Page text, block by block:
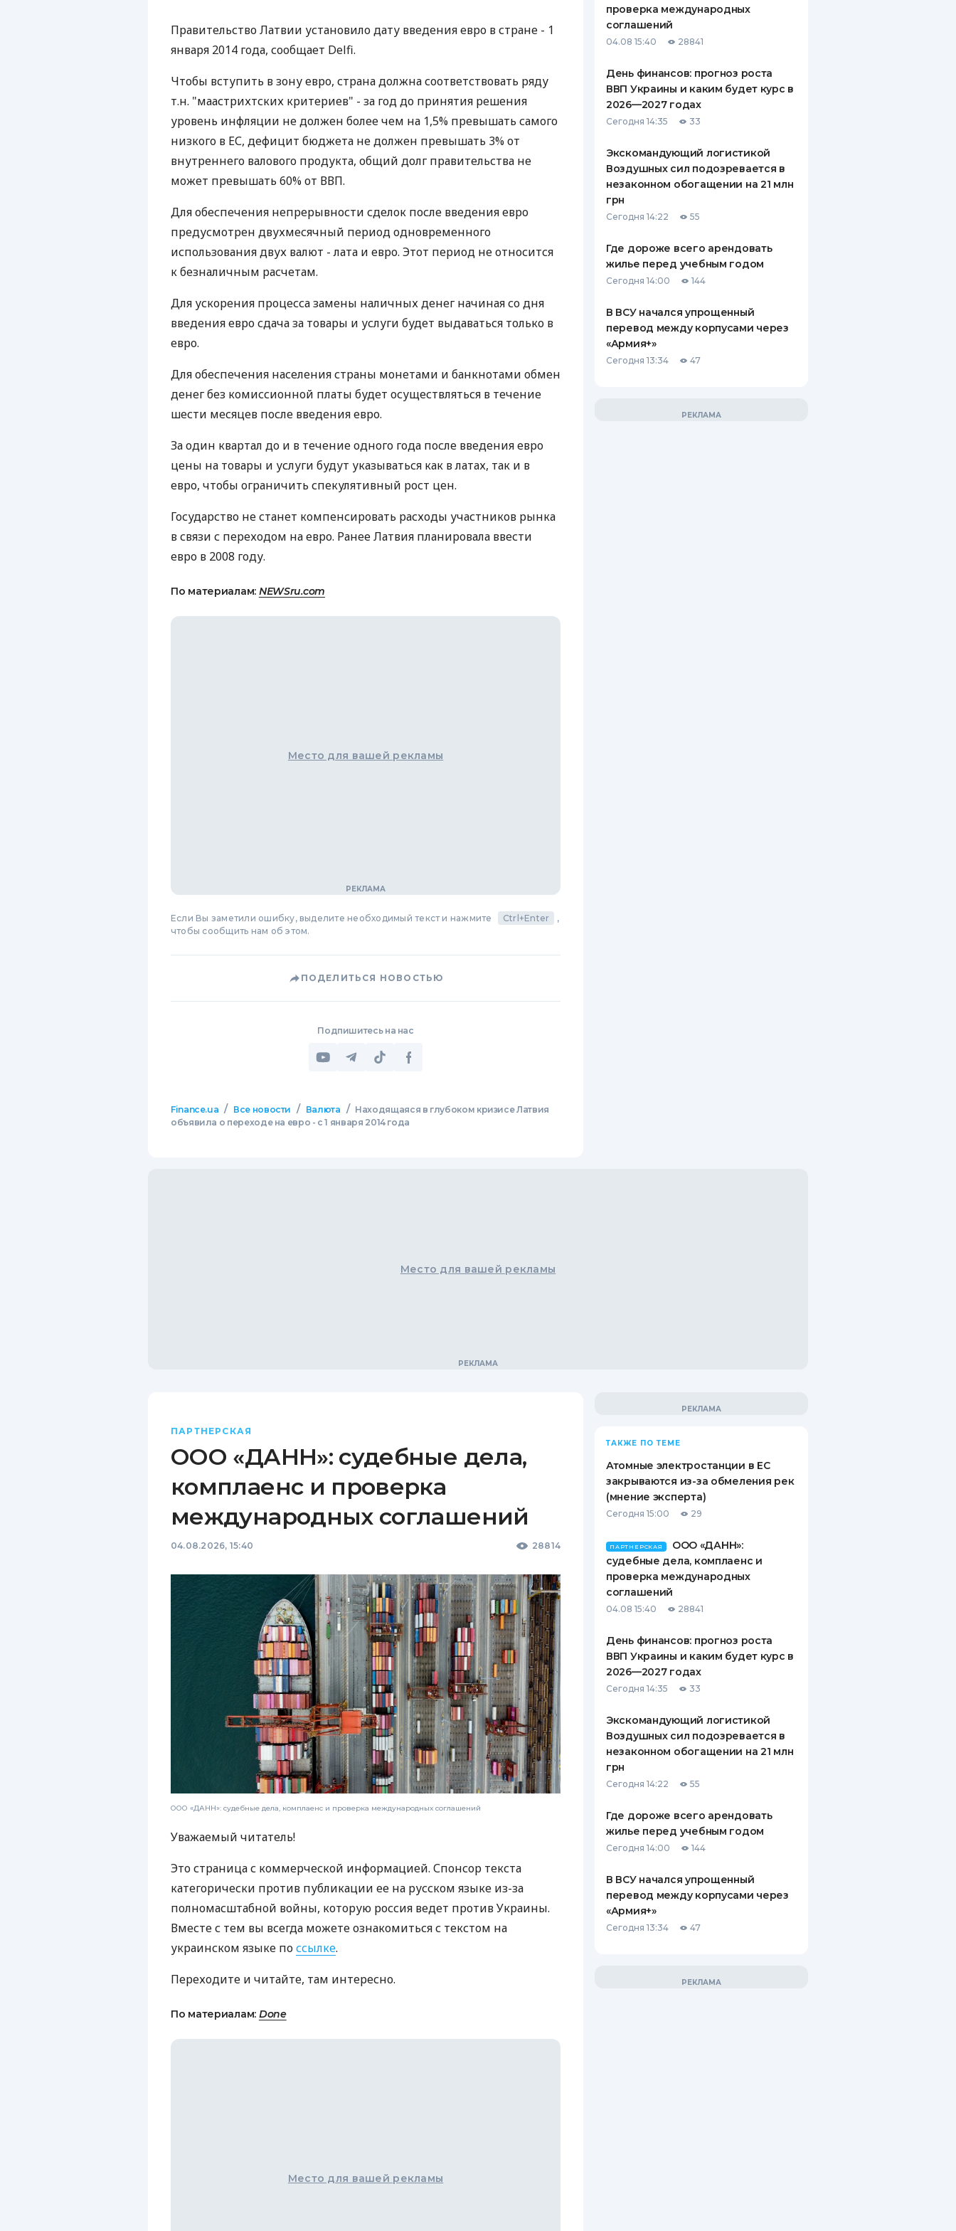
КЕШБЭКА
БАНКОВСКИМ КАРТАМ
ПУТЕВОДИТЕЛИ ПО
СТРАХОВЫЕ КОМПАНИИ
ОТЗЫВЫ О СТРАХОВЫХ
ДОСТАВКА И ОПЛАТА
Правительство Латвии установило дату введения евро в стране - 1
января 2014 года, сообщает Delfi.
Чтобы вступить в зону евро, страна должна соответствовать ряду
т.н. "маастрихтских критериев" - за год до принятия решения
уровень инфляции не должен более чем на 1,5% превышать самого
низкого в ЕС, дефицит бюджета не должен превышать 3% от
внутреннего валового продукта, общий долг правительства не
может превышать 60% от ВВП.
Для обеспечения непрерывности сделок после введения евро
предусмотрен двухмесячный период одновременного
использования двух валют - лата и евро. Этот период не относится
к безналичным расчетам.
Для ускорения процесса замены наличных денег начиная со дня
введения евро сдача за товары и услуги будет выдаваться только в
евро.
Для обеспечения населения страны монетами и банкнотами обмен
денег без комиссионной платы будет осуществляться в течение
шести месяцев после введения евро.
За один квартал до и в течение одного года после введения евро
цены на товары и услуги будут указываться как в латах, так и в
евро, чтобы ограничить спекулятивный рост цен.
Государство не станет компенсировать расходы участников рынка
в связи с переходом на евро. Ранее Латвия планировала ввести
евро в 2008 году.
По материалам: NEWSru.com
Место для вашей рекламы
Если Вы заметили ошибку, выделите необходимый текст и нажмите Ctrl+Enter
,
чтобы сообщить нам об этом.
ПОДЕЛИТЬСЯ НОВОСТЬЮ
Подпишитесь на нас
Finance.ua / Все новости / Валюта / Находящаяся в глубоком кризисе Латвия
объявила о переходе на евро - с 1 января 2014 года
проверка международных
соглашений
04.08 15:40 28841
День финансов: прогноз роста
ВВП Украины и каким будет курс в
2026—2027 годах
Сегодня 14:35 33
Экскомандующий логистикой
Воздушных сил подозревается в
незаконном обогащении на 21 млн
грн
Сегодня 14:22 55
Где дороже всего арендовать
жилье перед учебным годом
Сегодня 14:00 144
В ВСУ начался упрощенный
перевод между корпусами через
«Армия+»
Сегодня 13:34 47
Место для вашей рекламы
ПАРТНЕРСКАЯ
ООО «ДАНН»: судебные дела,
комплаенс и проверка
международных соглашений
04.08.2026, 15:40 28814
ООО «ДАНН»: судебные дела, комплаенс и проверка международных соглашений
Уважаемый читатель!
Это страница с коммерческой информацией. Спонсор текста
категорически против публикации ее на русском языке из-за
полномасштабной войны, которую россия ведет против Украины.
Вместе с тем вы всегда можете ознакомиться с текстом на
украинском языке поссылке.
Переходите и читайте, там интересно.
По материалам: Done
Место для вашей рекламы
ТАКЖЕ ПО ТЕМЕ
Атомные электростанции в ЕС
закрываются из-за обмеления рек
(мнение эксперта)
Сегодня 15:00 29
ПАРТНЕРСКАЯ
ООО «ДАНН»:
судебные дела, комплаенс и
проверка международных
соглашений
04.08 15:40 28841
День финансов: прогноз роста
ВВП Украины и каким будет курс в
2026—2027 годах
Сегодня 14:35 33
Экскомандующий логистикой
Воздушных сил подозревается в
незаконном обогащении на 21 млн
грн
Сегодня 14:22 55
Где дороже всего арендовать
жилье перед учебным годом
Сегодня 14:00 144
В ВСУ начался упрощенный
перевод между корпусами через
«Армия+»
Сегодня 13:34 47